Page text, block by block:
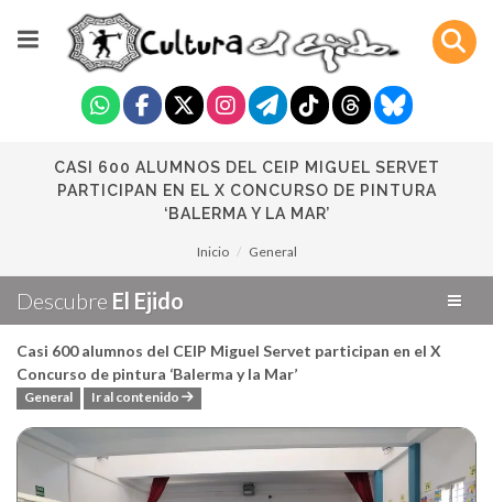
CASI 600 ALUMNOS DEL CEIP MIGUEL SERVET
PARTICIPAN EN EL X CONCURSO DE PINTURA
‘BALERMA Y LA MAR’
Inicio General
Descubre El Ejido
Casi 600 alumnos del CEIP Miguel Servet participan en el X
Concurso de pintura ‘Balerma y la Mar’
General Ir al contenido